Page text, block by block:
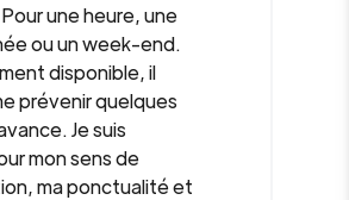
une heure, une
ou un week-end.
disponible, il
prévenir quelques
Je suis
mon sens de
ma ponctualité et